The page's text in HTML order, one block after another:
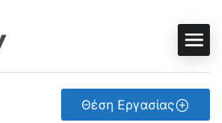
Θέση Εργασίας